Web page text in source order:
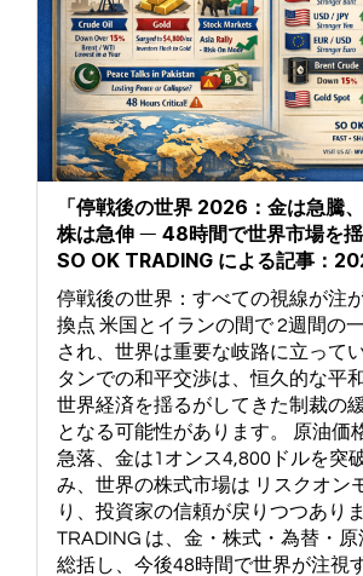
「停戦後の世界 2026：金は急騰、
株は急伸 ― 48時間で世界市場を
SO OK TRADING による記事：
停戦後の世界：すべての視線が注
換点 米国とイランの間で 2週間の
され、世界は重要な岐路に立って
タンでの和平交渉は、恒久的な平
世界経済を揺るがしてきた制裁の
となる可能性があります。 原油価
急落、金は1オンス4,800ドルを突
み、世界の株式市場は リスクオン
り、投資家の信頼が戻りつつあり
TRADING は、金・株式・為替・原
総括し、今後48時間で世界が注視